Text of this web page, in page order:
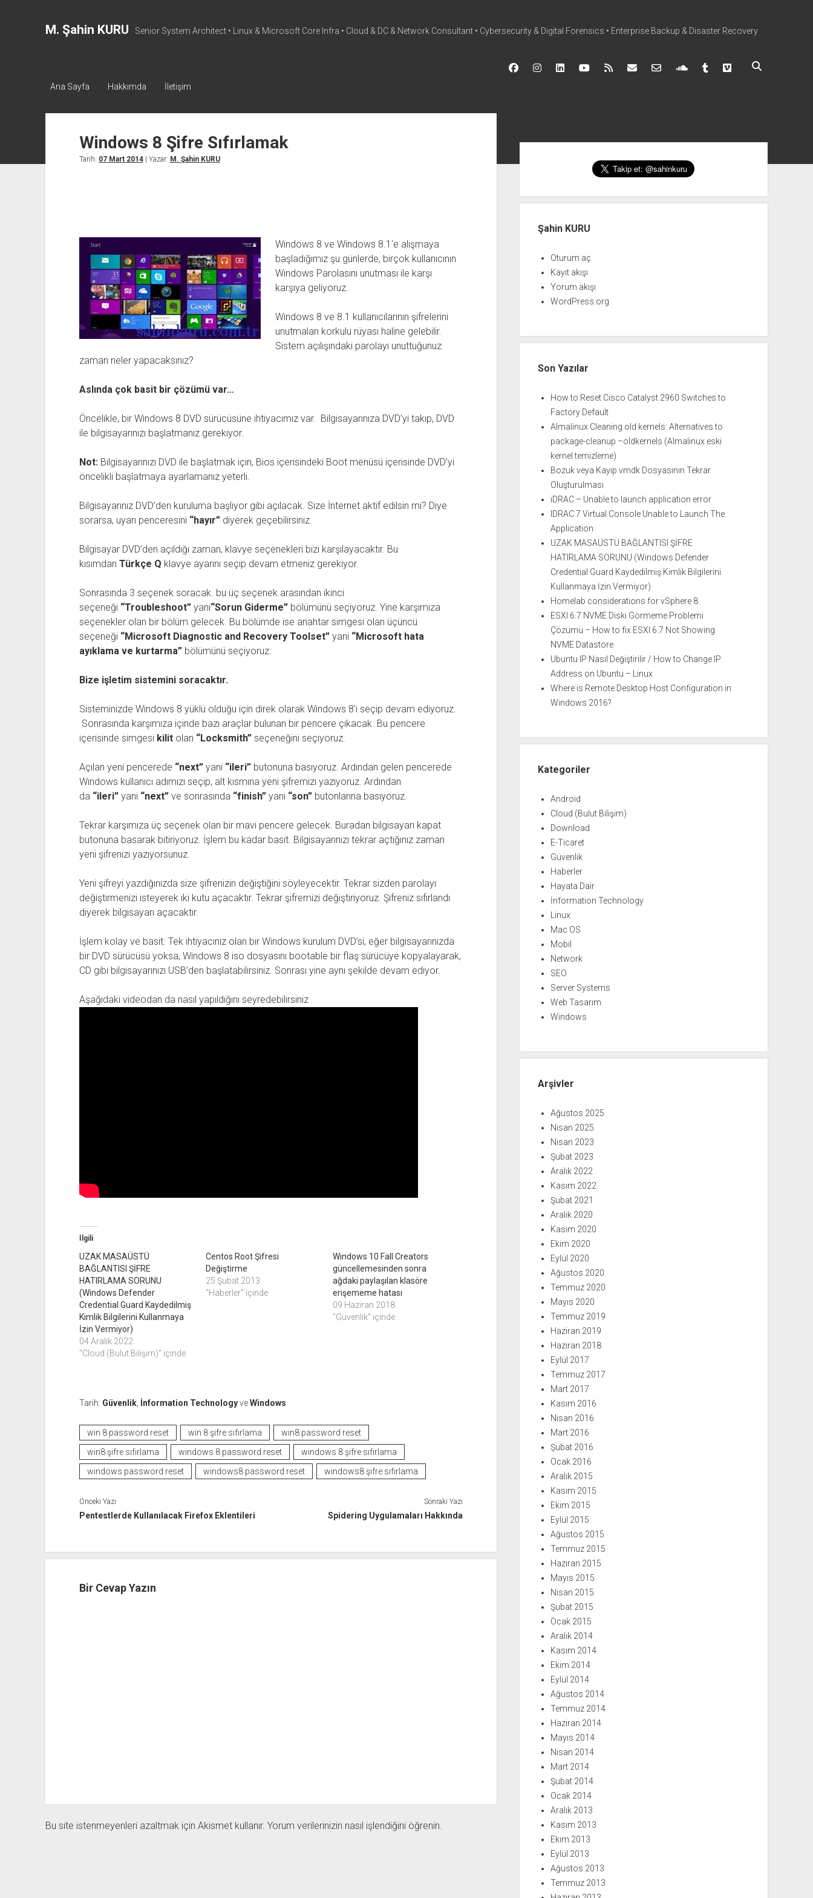
M. Şahin KURU Senior System Architect • Linux & Microsoft Core Infra • Cloud & DC & Network Consultant • Cybersecurity & Digital Forensics • Enterprise Backup & Disaster Recovery
twitter facebookinstagram
linkedin youtube mail@sahinkuru.com.tr
email-form soundcloud
tumblrvimeo
Ana Sayfa Hakkımda İletişim
Windows 8 Şifre Sıfırlamak
Tarih: 07 Mart 2014| Yazar: M. Şahin KURU
Windows 8 ve Windows 8.1′e alışmaya
başladığımız şu günlerde, birçok kullanıcının
Windows Parolasını unutması ile karşı
karşıya geliyoruz.
Windows 8 ve 8.1 kullanıcılarının şifrelerini
unutmaları korkulu rüyası haline gelebilir.
Sistem açılışındaki parolayı unuttuğunuz
zaman neler yapacaksınız?
Aslında çok basit bir çözümü var…
Öncelikle, bir Windows 8 DVD sürücüsüne ihtiyacımız var. Bilgisayarınıza DVD’yi takıp, DVD
ile bilgisayarınızı başlatmanız gerekiyor.
Not:Bilgisayarınızı DVD ile başlatmak için, Bios içerisindeki Boot menüsü içerisinde DVD’yi
öncelikli başlatmaya ayarlamanız yeterli.
Bilgisayarınız DVD’den kuruluma başlıyor gibi açılacak. Size İnternet aktif edilsin mi? Diye
sorarsa, uyarı penceresini “hayır”diyerek geçebilirsiniz.
Bilgisayar DVD’den açıldığı zaman, klavye seçenekleri bizi karşılayacaktır. Bu
kısımdan Türkçe Q klavye ayarını seçip devam etmeniz gerekiyor.
Sonrasında 3 seçenek soracak. bu üç seçenek arasından ikinci
seçeneği “Troubleshoot”yani“Sorun Giderme”bölümünü seçiyoruz. Yine karşımıza
seçenekler olan bir bölüm gelecek. Bu bölümde ise anahtar simgesi olan üçüncü
seçeneği“Microsoft Diagnostic and Recovery Toolset”yani “Microsoft hata
ayıklama ve kurtarma”bölümünü seçiyoruz.
Bize işletim sistemini soracaktır.
Sisteminizde Windows 8 yüklü olduğu için direk olarak Windows 8′i seçip devam ediyoruz.
Sonrasında karşımıza içinde bazı araçlar bulunan bir pencere çıkacak. Bu pencere
içerisinde simgesi kilitolan “Locksmith”seçeneğini seçiyoruz.
Açılan yeni pencerede “next”yani“ileri”butonuna basıyoruz. Ardından gelen pencerede
Windows kullanıcı adımızı seçip, alt kısmına yeni şifremizi yazıyoruz. Ardından
da“ileri”yani“next”ve sonrasında “finish”yani “son”butonlarına basıyoruz.
Tekrar karşımıza üç seçenek olan bir mavi pencere gelecek. Buradan bilgisayarı kapat
butonuna basarak bitiriyoruz. İşlem bu kadar basit. Bilgisayarınızı tekrar açtığınız zaman
yeni şifrenizi yazıyorsunuz.
Yeni şifreyi yazdığınızda size şifrenizin değiştiğini söyleyecektir. Tekrar sizden parolayı
değiştirmenizi isteyerek iki kutu açacaktır. Tekrar şifremizi değiştiriyoruz. Şifreniz sıfırlandı
diyerek bilgisayarı açacaktır.
İşlem kolay ve basit. Tek ihtiyacınız olan bir Windows kurulum DVD’si, eğer bilgisayarınızda
bir DVD sürücüsü yoksa, Windows 8 iso dosyasını bootable bir flaş sürücüye kopyalayarak,
CD gibi bilgisayarınızı USB’den başlatabilirsiniz. Sonrası yine aynı şekilde devam ediyor.
Aşağıdaki videodan da nasıl yapıldığını seyredebilirsiniz
İlgili
UZAK MASAÜSTÜ
BAĞLANTISI ŞİFRE
HATIRLAMA SORUNU
(Windows Defender
Credential Guard Kaydedilmiş
Kimlik Bilgilerini Kullanmaya
İzin Vermiyor)
04 Aralık 2022
"Cloud (Bulut Bilişim)" içinde
Centos Root Şifresi
Değiştirme
25 Şubat 2013
"Haberler" içinde
Windows 10 Fall Creators
güncellemesinden sonra
ağdaki paylaşılan klasöre
erişememe hatası
09 Haziran 2018
"Güvenlik" içinde
Tarih: Güvenlik, İnformation TechnologyveWindows
win 8 password reset win 8 şifre sıfırlama
win8 password reset
win8 şifre sıfırlama
windows 8 password reset
windows 8 şifre sıfırlama
windows password reset
windows8 password reset windows8 şifre sıfırlama
Önceki Yazı
Pentestlerde Kullanılacak Firefox Eklentileri
Sonraki Yazı
Spidering Uygulamaları Hakkında
Bir Cevap Yazın
Bu site istenmeyenleri azaltmak için Akismet kullanır. Yorum verilerinizin nasıl işlendiğini öğrenin.
Menü
Şahin KURU
Oturum aç
Kayıt akışı
Yorum akışı
WordPress.org
Son Yazılar
How to Reset Cisco Catalyst 2960 Switches to
Factory Default
Almalinux Cleaning old kernels: Alternatives to
package-cleanup –oldkernels (Almalinux eski
kernel temizleme)
Bozuk veya Kayıp vmdk Dosyasının Tekrar
Oluşturulması
iDRAC – Unable to launch application error
IDRAC 7 Virtual Console Unable to Launch The
Application
UZAK MASAÜSTÜ BAĞLANTISI ŞİFRE
HATIRLAMA SORUNU (Windows Defender
Credential Guard Kaydedilmiş Kimlik Bilgilerini
Kullanmaya İzin Vermiyor)
Homelab considerations for vSphere 8
ESXI 6.7 NVME Diski Görmeme Problemi
Çözümü – How to fix ESXI 6.7 Not Showing
NVME Datastore
Ubuntu IP Nasıl Değiştirilir / How to Change IP
Address on Ubuntu – Linux
Where is Remote Desktop Host Configuration in
Windows 2016?
Kategoriler
Android
Cloud (Bulut Bilişim)
Download
E-Ticaret
Güvenlik
Haberler
Hayata Dair
İnformation Technology
Linux
Mac OS
Mobil
Network
SEO
Server Systems
Web Tasarım
Windows
Arşivler
Ağustos 2025
Nisan 2025
Nisan 2023
Şubat 2023
Aralık 2022
Kasım 2022
Şubat 2021
Aralık 2020
Kasım 2020
Ekim 2020
Eylül 2020
Ağustos 2020
Temmuz 2020
Mayıs 2020
Temmuz 2019
Haziran 2019
Haziran 2018
Eylül 2017
Temmuz 2017
Mart 2017
Kasım 2016
Nisan 2016
Mart 2016
Şubat 2016
Ocak 2016
Aralık 2015
Kasım 2015
Ekim 2015
Eylül 2015
Ağustos 2015
Temmuz 2015
Haziran 2015
Mayıs 2015
Nisan 2015
Şubat 2015
Ocak 2015
Aralık 2014
Kasım 2014
Ekim 2014
Eylül 2014
Ağustos 2014
Temmuz 2014
Haziran 2014
Mayıs 2014
Nisan 2014
Mart 2014
Şubat 2014
Ocak 2014
Aralık 2013
Kasım 2013
Ekim 2013
Eylül 2013
Ağustos 2013
Temmuz 2013